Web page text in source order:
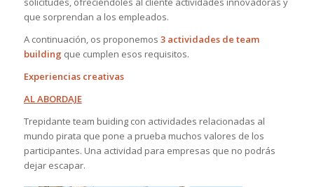
que sorprendan a los empleados.
A continuación, os proponemos 3 actividades de team
building que cumplen esos requisitos.
Experiencias creativas
AL ABORDAJE
Trepidante team buiding con actividades relacionadas al
mundo pirata que pone a prueba muchos valores de los
participantes. Una actividad para empresas que no podrás
dejar escapar.